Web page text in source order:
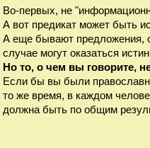
Во-первых, не
А вот предикат может быть
А еще бывают предложения,
случае могут оказаться
Но то, о чем вы говорите,
Если бы вы были
то же время, в каждом
должна быть по общим